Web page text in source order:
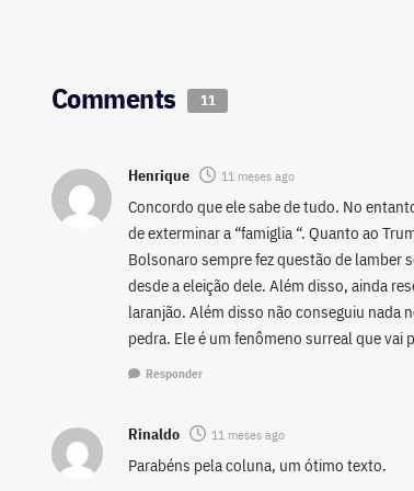
Comments 11
Henrique 11 meses ago
Concordo que ele sabe de tudo. No
de exterminar a “famiglia “. Quanto ao
Bolsonaro sempre fez questão de lamber
desde a eleição dele. Além disso, ainda
laranjão. Além disso não conseguiu nada
pedra. Ele é um fenômeno surreal que vai
Responder
Rinaldo 11 meses ago
Parabéns pela coluna, um ótimo texto.